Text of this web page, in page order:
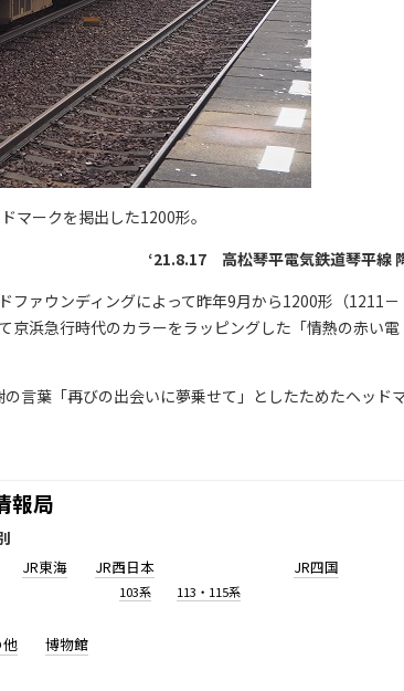
マークを掲出した1200形。
‘21.8.17 高松琴平電気鉄道琴平線
ァウンディングによって昨年9月から1200形（1211－
京浜急行時代のカラーをラッピングした「情熱の赤い電
言葉「再びの出会いに夢乗せて」としたためたヘッド
報局
JR東海 JR西日本
103系 113・115系
JR四国
他 博物館